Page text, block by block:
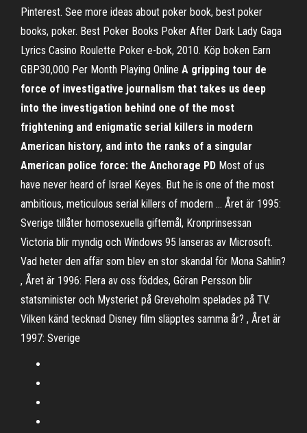
Pinterest. See more ideas about poker book, best poker
books, poker. Best Poker Books Poker After Dark Lady Gaga
Lyrics Casino Roulette Poker e-bok, 2010. Köp boken Earn
GBP30,000 Per Month Playing Online A gripping tour de
force of investigative journalism that takes us deep
into the investigation behind one of the most
frightening and enigmatic serial killers in modern
American history, and into the ranks of a singular
American police force: the Anchorage PD Most of us
have never heard of Israel Keyes. But he is one of the most
ambitious, meticulous serial killers of modern … Året är 1995:
Sverige tillåter homosexuella giftemål, Kronprinsessan
Victoria blir myndig och Windows 95 lanseras av Microsoft.
Vad heter den affär som blev en stor skandal för Mona Sahlin?
, Året är 1996: Flera av oss föddes, Göran Persson blir
statsminister och Mysteriet på Greveholm spelades på TV.
Vilken känd tecknad Disney film släpptes samma år? , Året är
1997: Sverige